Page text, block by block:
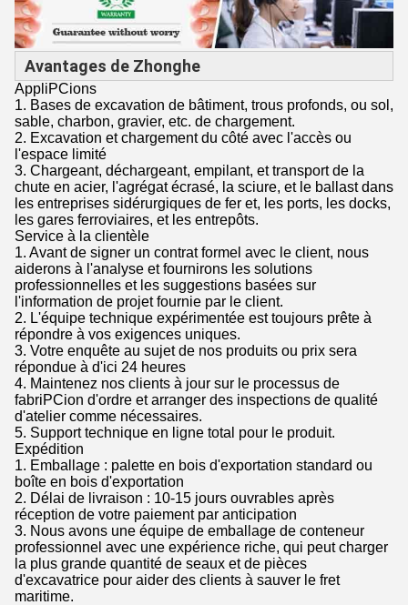
Avantages de Zhonghe
AppliPCions
1. Bases de excavation de bâtiment, trous profonds, ou sol,
sable, charbon, gravier, etc. de chargement.
2. Excavation et chargement du côté avec l'accès ou
l'espace limité
3. Chargeant, déchargeant, empilant, et transport de la
chute en acier, l'agrégat écrasé, la sciure, et le ballast dans
les entreprises sidérurgiques de fer et, les ports, les docks,
les gares ferroviaires, et les entrepôts.
Service à la clientèle
1. Avant de signer un contrat formel avec le client, nous
aiderons à l'analyse et fournirons les solutions
professionnelles et les suggestions basées sur
l'information de projet fournie par le client.
2. L'équipe technique expérimentée est toujours prête à
répondre à vos exigences uniques.
3. Votre enquête au sujet de nos produits ou prix sera
répondue à d'ici 24 heures
4. Maintenez nos clients à jour sur le processus de
fabriPCion d'ordre et arranger des inspections de qualité
d'atelier comme nécessaires.
5. Support technique en ligne total pour le produit.
Expédition
1. Emballage : palette en bois d'exportation standard ou
boîte en bois d'exportation
2. Délai de livraison : 10-15 jours ouvrables après
réception de votre paiement par anticipation
3. Nous avons une équipe de emballage de conteneur
professionnel avec une expérience riche, qui peut charger
la plus grande quantité de seaux et de pièces
d'excavatrice pour aider des clients à sauver le fret
maritime.